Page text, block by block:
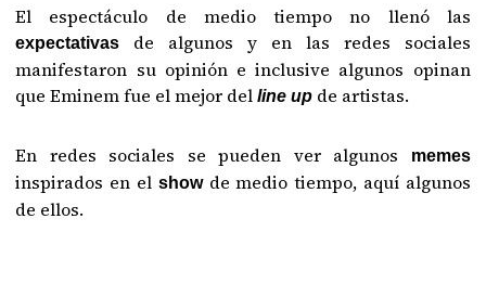
El espectáculo de medio tiempo no llenó las
expectativas de algunos y en las redes sociales
manifestaron su opinión e inclusive algunos opinan
que Eminem fue el mejor delline up de artistas.
En redes sociales se pueden ver algunos memes
inspirados en el show de medio tiempo, aquí algunos
de ellos.